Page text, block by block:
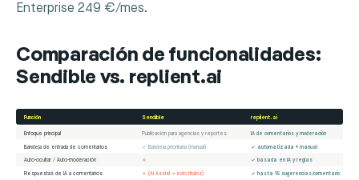
Enterprise 249 €/mes.
Comparación de funcionalidades:
Sendible vs. replient.ai
Función Sendible replient.ai
Enfoque principal Publicación para agencias y reportes IA de comentarios y moderación
Bandeja de entrada de comentarios ✓ Bandeja prioritaria (manual) ✓ automatizada + manual
Auto-ocultar / Auto-moderación ✗ ✓ basada en IA y reglas
Respuestas de IA a comentarios ✗ (AI Assist = solo títulos) ✓ hasta 15 sugerencias/comentario